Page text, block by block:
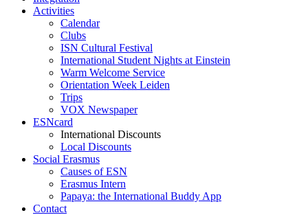
Activities
Calendar
Clubs
ISN Cultural Festival
International Student Nights at Einstein
Warm Welcome Service
Orientation Week Leiden
Trips
VOX Newspaper
ESNcard
International Discounts
Local Discounts
Social Erasmus
Causes of ESN
Erasmus Intern
Papaya: the International Buddy App
Contact